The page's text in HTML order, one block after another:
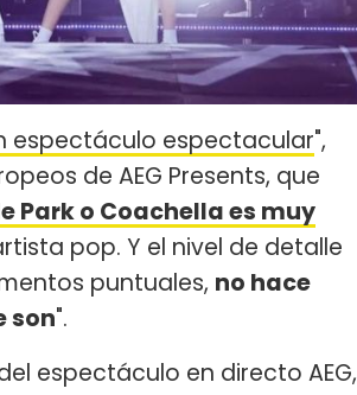
espectáculo espectacular",
de AEG Presents, que
Park o Coachella es muy
pop. Y el nivel de detalle
puntuales, no hace
son".
espectáculo en directo AEG,